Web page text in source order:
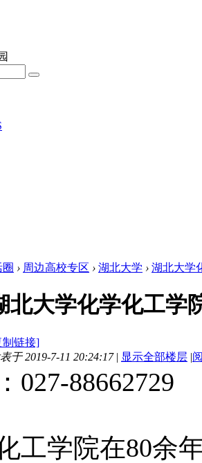
› 周边高校专区 › 湖北大学 › 湖北大学
北大学化学化工学
制链接]
于 2019-7-11 20:24:17 | 显示全部楼层 |
027-88662729
工学院在80余